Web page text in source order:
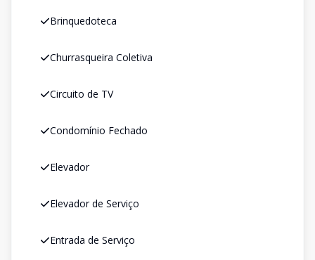
Brinquedoteca
Churrasqueira Coletiva
Circuito de TV
Condomínio Fechado
Elevador
Elevador de Serviço
Entrada de Serviço